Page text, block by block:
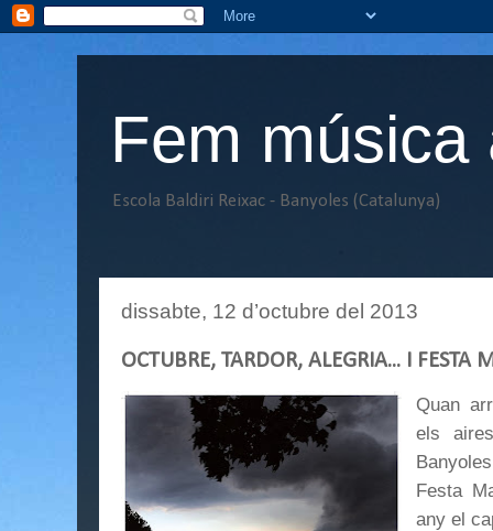
Fem música
Escola Baldiri Reixac - Banyoles (Catalunya)
dissabte, 12 d’octubre del 2013
OCTUBRE, TARDOR, ALEGRIA... I FESTA
Quan
els
Festa
any el